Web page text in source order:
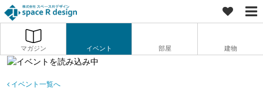
マガジン イベント 部屋 建物
イベント一覧へ